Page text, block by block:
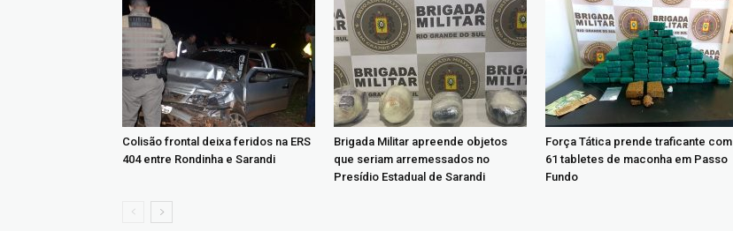
Colisão frontal deixa feridos na ERS
404 entre Rondinha e Sarandi
Brigada Militar apreende objetos
que seriam arremessados no
Presídio Estadual de Sarandi
Força Tática prende traficante com
61 tabletes de maconha em Passo
Fundo